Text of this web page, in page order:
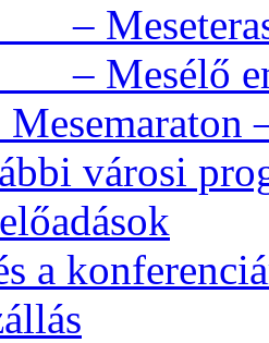
Mesélő
városi
a